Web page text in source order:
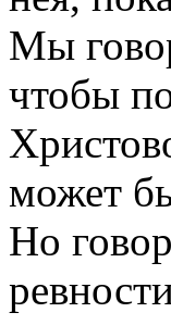
Мы
чтобы
может
Но